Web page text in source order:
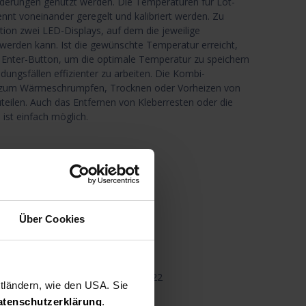
Über Cookies
wie den USA. Sie
.
voneinander geregelt und kalibriert werden. Zu
zwei LED-Displays, auf dem die jeweilige
kann. Ist die gewünschte Temperatur erreicht,
Button, um die optimale Temperatur zu speichern
effizienter zu arbeiten. Die Kombi-
Wärmeschrumpfen, Trocknen oder Vorheizen von
Auch das Entfernen von Kleberresten oder die
ist einfach möglich.
den Warenkorb
1922